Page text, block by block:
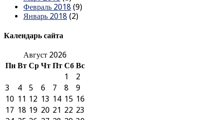
Февраль 2018 (9)
Январь 2018 (2)
Календарь сайта
Август 2026
Пн Вт Ср Чт Пт Сб Вс
1
2
3
4 5 6 7 8
9
10 11 12 13 14 15 16
17 18 19 20 21 22 23